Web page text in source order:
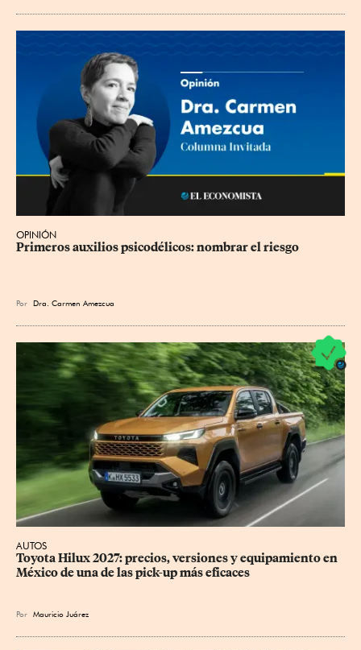
OPINIÓN
Primeros auxilios psicodélicos: nombrar el riesgo
Por Dra. Carmen Amezcua
AUTOS
Toyota Hilux 2027: precios, versiones y equipamiento en
México de una de las pick-up más eficaces
Por Mauricio Juárez